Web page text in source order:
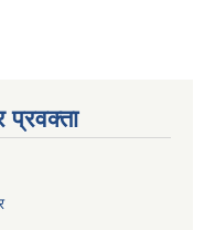
प्रवक्ता